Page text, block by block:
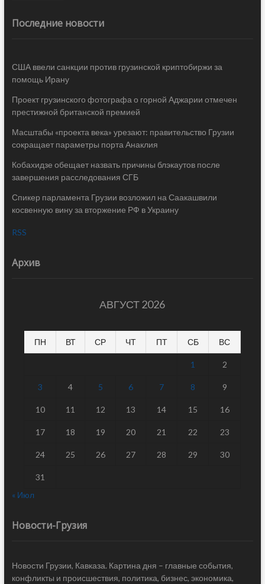
Последние новости
США ввели санкции против грузинской криптобиржи за
помощь Ирану
Проект грузинского фотографа о горной Аджарии отмечен
престижной британской премией
Масштабы «проекта века» урезают: правительство Грузии
сокращает параметры порта Анаклия
Кобахидзе обещает назвать причины блэкаутов после
завершения расследования СГБ
Спикер парламента Грузии возложил на Саакашвили
косвенную вину за вторжение РФ в Украину
RSS
Архив
АВГУСТ 2026
ПН ВТ СР ЧТ ПТ СБ ВС
1 2
3 4 5 6 7 8 9
10 11 12 13 14 15 16
17 18 19 20 21 22 23
24 25 26 27 28 29 30
31
« Июл
Новости-Грузия
Новости Грузии, Кавказа. Картина дня – главные события,
конфликты и происшествия, политика, бизнес, экономика,